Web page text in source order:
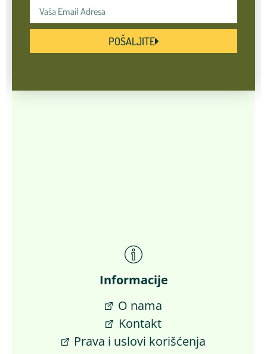
POŠALJITE
Informacije
O nama
Kontakt
Prava i uslovi korišćenja